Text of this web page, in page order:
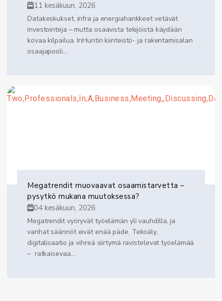
11 kesäkuun, 2026
Datakeskukset, infra ja energiahankkeet vetävät
investointeja – mutta osaavista tekijöistä käydään
kovaa kilpailua. InHuntin kiinteistö- ja rakentamisalan
osaajapooli...
Megatrendit muovaavat osaamistarvetta –
pysytkö mukana muutoksessa?
04 kesäkuun, 2026
Megatrendit vyöryvät työelämän yli vauhdilla, ja
vanhat säännöt eivät enää päde. Tekoäly,
digitalisaatio ja vihreä siirtymä ravistelevat työelämää
– ratkaisevaa...